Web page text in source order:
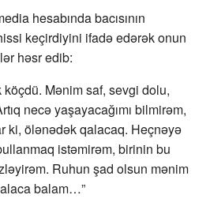
hesabında bacısının
keçirdiyini ifadə edərək onun
həsr edib:
Mənim saf, sevgi dolu,
necə yaşayacağımı bilmirəm,
ki, ölənədək qalacaq. Heçnəyə
istəmirəm, birinin bu
Ruhun şad olsun mənim
balam…”